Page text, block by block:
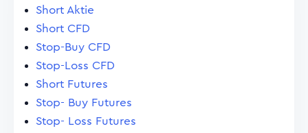
Short Aktie
Short CFD
Stop-Buy CFD
Stop-Loss CFD
Short Futures
Stop- Buy Futures
Stop- Loss Futures